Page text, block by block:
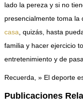
lado la pereza y si no
presencialmente toma la
casa , quizás, hasta
familia y hacer ejercicio
entretenimiento y de
Recuerda, » El deporte
Publicaciones